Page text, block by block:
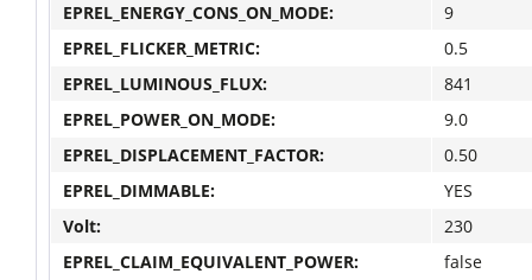
EPREL_ENERGY_CONS_ON_MODE:
9
EPREL_FLICKER_METRIC:
0.5
EPREL_LUMINOUS_FLUX:
841
EPREL_POWER_ON_MODE:
9.0
EPREL_DISPLACEMENT_FACTOR:
0.50
EPREL_DIMMABLE:
YES
Volt:
230
EPREL_CLAIM_EQUIVALENT_POWER:
false